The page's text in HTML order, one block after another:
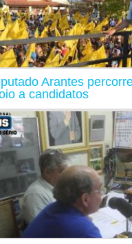
Arantes
a candidatos